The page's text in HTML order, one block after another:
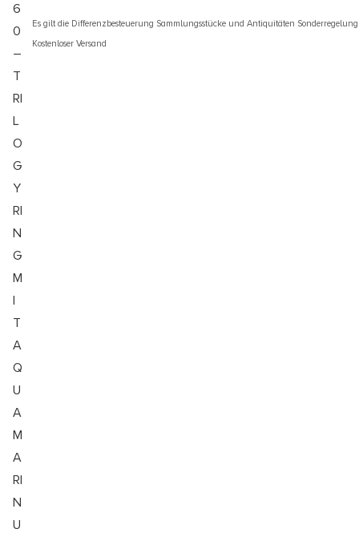
6
0
–
T
RI
L
O
G
Y
RI
N
G
M
I
T
A
Q
U
A
M
A
RI
N
U
Es gilt die Differenzbesteuerung Sammlungsstücke und Antiquitäten
Kostenloser Versand